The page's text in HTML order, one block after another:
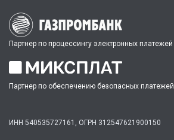
Партнер по процессингу электронных платежей
Партнер по обеспечению безопасных платежей
ИНН 540535727161, ОГРН 312547621900150